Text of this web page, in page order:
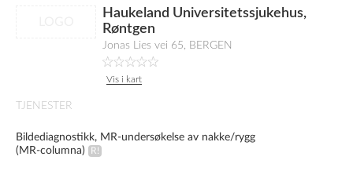
Haukeland Universitetssjukehus,
Røntgen
Jonas Lies vei 65, BERGEN
Vis i kart
TJENESTER
Bildediagnostikk, MR-undersøkelse av nakke/rygg
(MR-columna)